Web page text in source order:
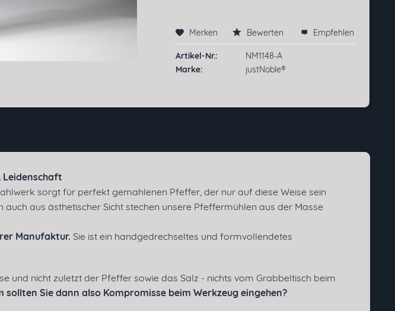
Preis anfragen
Merken Bewerten Empfehlen
Artikel-Nr.:
NM1148-A
Marke:
justNoble®
sorgt für perfekt gemahlenen Pfeffer, der nur auf diese Weise sein
aus ästhetischer Sicht stechen unsere Pfeffermühlen aus der Masse
Manufaktur. Sie ist ein handgedrechseltes und formvollendetes
und nicht zuletzt der Pfeffer sowie das Salz - nichts vom Grabbeltisch beim
sollten Sie dann also Kompromisse beim Werkzeug eingehen?